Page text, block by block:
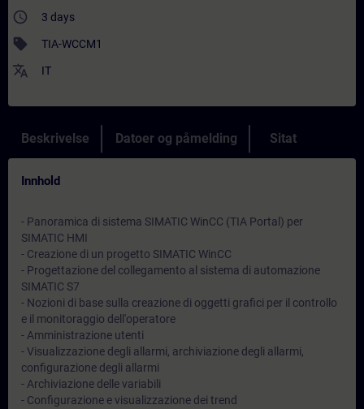
access_time 3 days
sell TIA-WCCM1
translate IT
Beskrivelse Datoer og påmelding Sitat
Innhold
- Panoramica di sistema SIMATIC WinCC (TIA Portal) per
SIMATIC HMI
- Creazione di un progetto SIMATIC WinCC
- Progettazione del collegamento al sistema di automazione
SIMATIC S7
- Nozioni di base sulla creazione di oggetti grafici per il controllo
e il monitoraggio dell'operatore
- Amministrazione utenti
- Visualizzazione degli allarmi, archiviazione degli allarmi,
configurazione degli allarmi
- Archiviazione delle variabili
- Configurazione e visualizzazione dei trend